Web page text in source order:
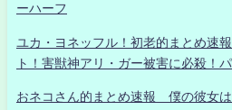
ーハーフ
ユカ・ヨネッフル！初老的まとめ速
ト！害獣神アリ・ガー被害に必殺！
おネコさん的まとめ速報 僕の彼女